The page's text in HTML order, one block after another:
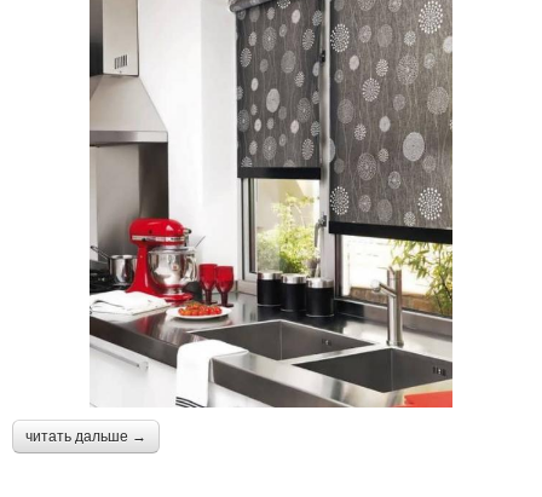
читать дальше →